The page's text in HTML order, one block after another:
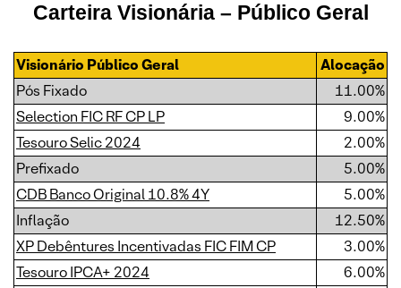
Carteira Visionária – Público Geral
Visionário Público Geral
Alocação
Pós Fixado
11.00%
Selection FIC RF CP LP
9.00%
Tesouro Selic 2024
2.00%
Prefixado
5.00%
CDB Banco Original 10.8% 4Y
5.00%
Inflação
12.50%
XP Debêntures Incentivadas FIC FIM CP
3.00%
Tesouro IPCA+ 2024
6.00%